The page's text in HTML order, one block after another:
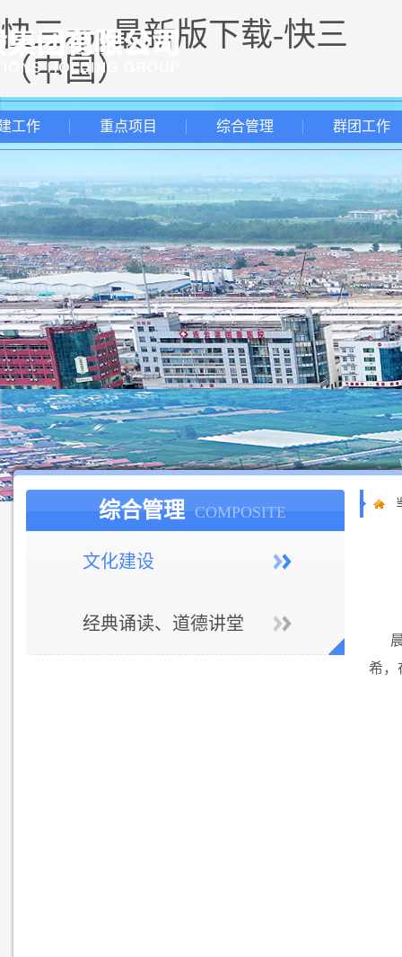
快三app最新版下载-快三
（中国）
工作 重点项目 综合管理 群团工作
综合管理 COMPOSITE
文化建设
经典诵读、道德讲堂
希，